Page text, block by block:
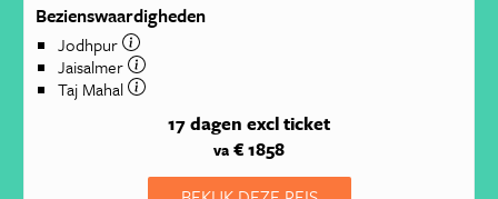
Bezienswaardigheden
Jodhpur
Jaisalmer
Taj Mahal
17 dagen excl ticket
va € 1858